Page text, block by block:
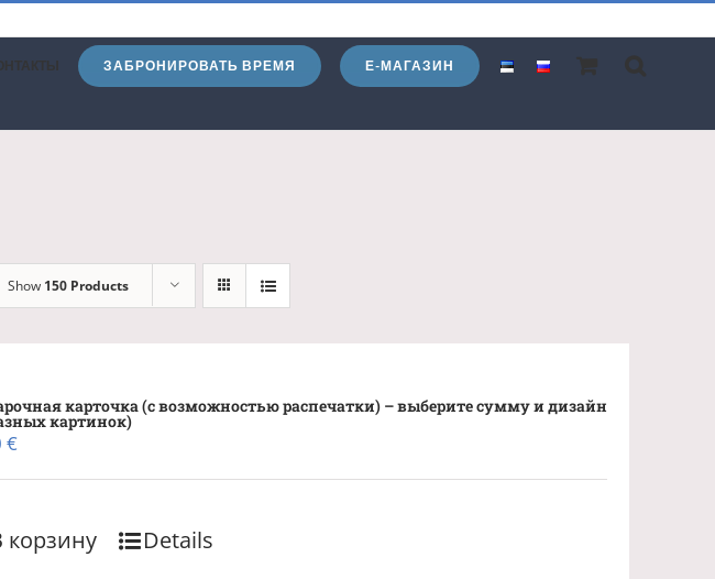
ЗАБРОНИРОВАТЬ ВРЕМЯ Е-МАГАЗИН
Show 150 Products
карточка (с возможностью распечатки) – выберите сумму и дизайн
картинок)
€
корзину Details